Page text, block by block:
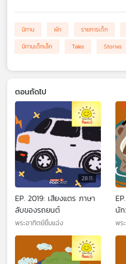
นิทาน ผัก รายการเด็ก
นิทานเด็กเล็ก
Tales Stories
ตอนถัดไป
28:11
EP. 2019: เสียงแตร ภาษา
ลับของรถยนต์
พระอาทิตย์ยิ้มแฉ่ง
นั
พร